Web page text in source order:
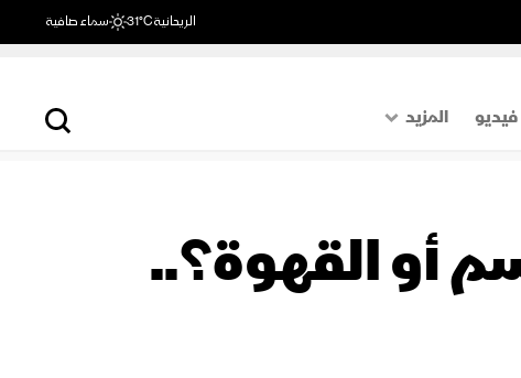
الريحانية31°C سماء صافية
فيديو
المزيد
اقتصاد
أو القهوة؟..